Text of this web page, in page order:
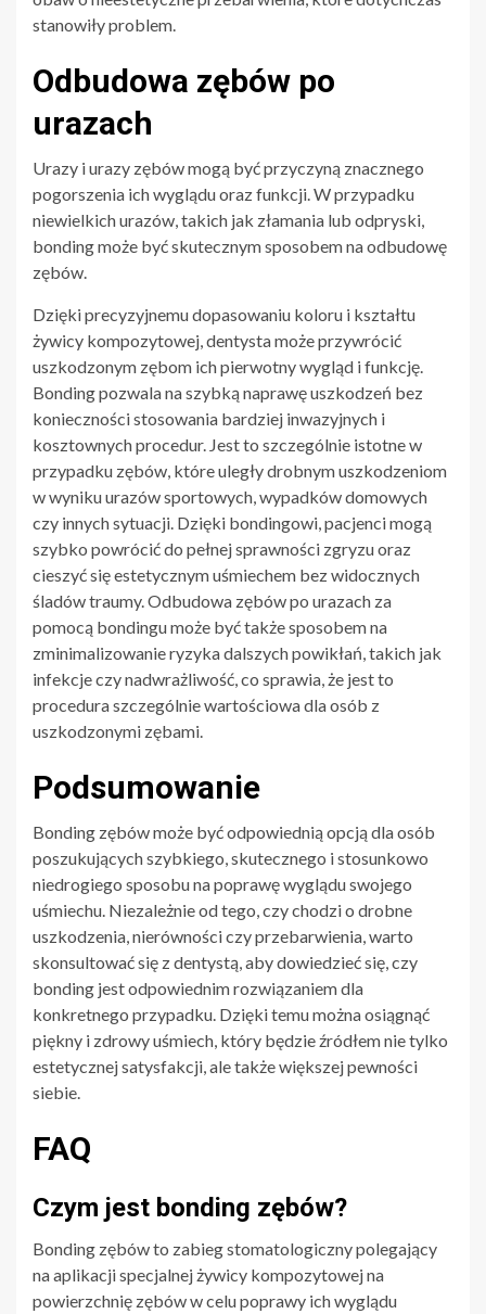
stanowiły problem.
Odbudowa zębów po
urazach
Urazy i urazy zębów mogą być przyczyną znacznego
pogorszenia ich wyglądu oraz funkcji. W przypadku
niewielkich urazów, takich jak złamania lub odpryski,
bonding może być skutecznym sposobem na odbudowę
zębów.
Dzięki precyzyjnemu dopasowaniu koloru i kształtu
żywicy kompozytowej, dentysta może przywrócić
uszkodzonym zębom ich pierwotny wygląd i funkcję.
Bonding pozwala na szybką naprawę uszkodzeń bez
konieczności stosowania bardziej inwazyjnych i
kosztownych procedur. Jest to szczególnie istotne w
przypadku zębów, które uległy drobnym uszkodzeniom
w wyniku urazów sportowych, wypadków domowych
czy innych sytuacji. Dzięki bondingowi, pacjenci mogą
szybko powrócić do pełnej sprawności zgryzu oraz
cieszyć się estetycznym uśmiechem bez widocznych
śladów traumy. Odbudowa zębów po urazach za
pomocą bondingu może być także sposobem na
zminimalizowanie ryzyka dalszych powikłań, takich jak
infekcje czy nadwrażliwość, co sprawia, że jest to
procedura szczególnie wartościowa dla osób z
uszkodzonymi zębami.
Podsumowanie
Bonding zębów może być odpowiednią opcją dla osób
poszukujących szybkiego, skutecznego i stosunkowo
niedrogiego sposobu na poprawę wyglądu swojego
uśmiechu. Niezależnie od tego, czy chodzi o drobne
uszkodzenia, nierówności czy przebarwienia, warto
skonsultować się z dentystą, aby dowiedzieć się, czy
bonding jest odpowiednim rozwiązaniem dla
konkretnego przypadku. Dzięki temu można osiągnąć
piękny i zdrowy uśmiech, który będzie źródłem nie tylko
estetycznej satysfakcji, ale także większej pewności
siebie.
FAQ
Czym jest bonding zębów?
Bonding zębów to zabieg stomatologiczny polegający
na aplikacji specjalnej żywicy kompozytowej na
powierzchnię zębów w celu poprawy ich wyglądu